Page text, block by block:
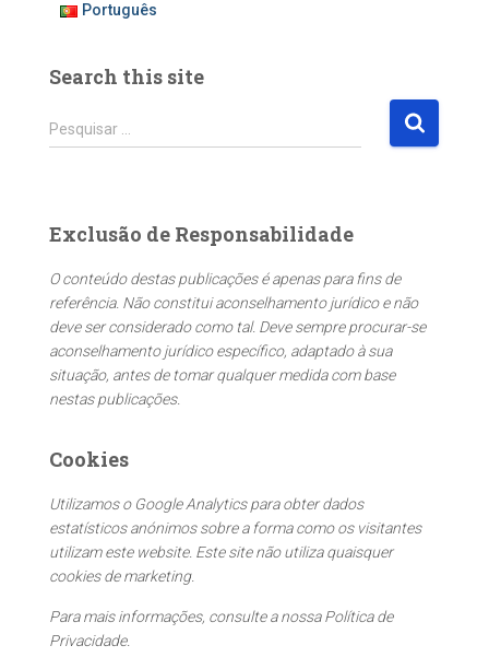
Português
Search this site
P
e
i
a
r
p
o
r
:
Pesquisar …
Exclusão de Responsabilidade
O conteúdo destas publicações é apenas para fins de
referência. Não constitui aconselhamento jurídico e não
deve ser considerado como tal. Deve sempre procurar-se
aconselhamento jurídico específico, adaptado à sua
situação, antes de tomar qualquer medida com base
nestas publicações.
Cookies
Utilizamos o Google Analytics para obter dados
estatísticos anónimos sobre a forma como os visitantes
utilizam este website. Este site não utiliza quaisquer
cookies de marketing.
Para mais informações, consulte a nossa Política de
Privacidade.